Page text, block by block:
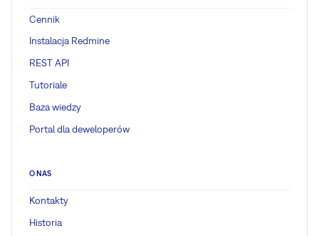
Cennik
Instalacja Redmine
REST API
Tutoriale
Baza wiedzy
Portal dla deweloperów
O NAS
Kontakty
Historia